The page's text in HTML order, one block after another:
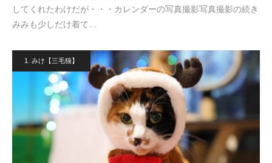
してくれたわけだが・・・カレンダーの写真撮影写真撮影の続き
みみも少しだけ着て…
1. みけ【三毛猫】